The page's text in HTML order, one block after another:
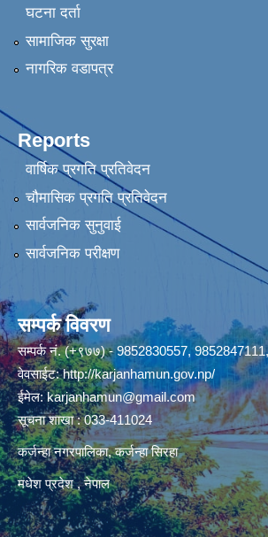
घटना दर्ता
सामाजिक सुरक्षा
नागरिक वडापत्र
Reports
वार्षिक प्रगति प्रतिवेदन
चौमासिक प्रगति प्रतिवेदन
सार्वजनिक सुनुवाई
सार्वजनिक परीक्षण
सम्पर्क विवरण
सम्पर्क नं. (+९७७) - 9852830557,
वेवसाईट:http://karjanhamun.gov.np/
ईमेल:karjanhamun@gmail.com
सूचना शाखा : 033-411024
कर्जन्हा नगरपालिका, कर्जन्हा सिरहा
मधेश प्रदेश , नेपाल